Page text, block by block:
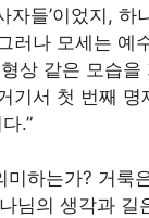
자들’이었지, 하
러나 모세는 예
상 같은 모습을
기서 첫 번째 명
.”
하는가? 거룩
님의 생각과 길